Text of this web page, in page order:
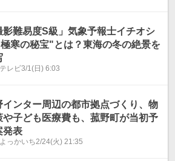
影難易度S級」気象予報士イチオシ
寒の秘宝"とは？東海の冬の絶景を
レビ3/1(日) 6:03
インター周辺の都市拠点づくり、物
や子ども医療費も、菰野町が当初予
発表
っかいち2/24(火) 21:35